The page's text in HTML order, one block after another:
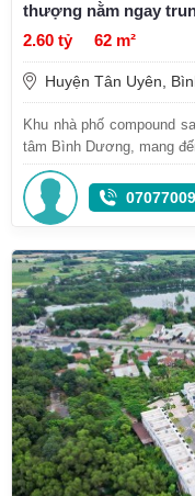
thượng nằm ngay
2.60 tỷ
62 m²
Huyện Tân Uyên,
Khu nhà phố compound
tâm Bình Dương, mang